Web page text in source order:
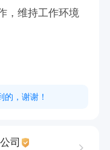
，维持工作环境
的，谢谢！
司